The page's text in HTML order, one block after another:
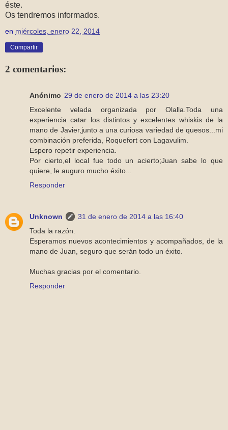
éste.
Os tendremos informados.
en miércoles, enero 22, 2014
Compartir
2 comentarios:
Anónimo 29 de enero de 2014 a las 23:20
Excelente velada organizada por Olalla.Toda una
experiencia catar los distintos y excelentes whiskis de la
mano de Javier,junto a una curiosa variedad de quesos...mi
combinación preferida, Roquefort con Lagavulim.
Espero repetir experiencia.
Por cierto,el local fue todo un acierto;Juan sabe lo que
quiere, le auguro mucho éxito...
Responder
Unknown
31 de enero de 2014 a las 16:40
Toda la razón.
Esperamos nuevos acontecimientos y acompañados, de la
mano de Juan, seguro que serán todo un éxito.
Muchas gracias por el comentario.
Responder